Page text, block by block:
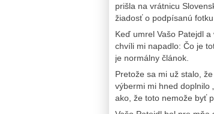
prišla na vrátnicu
žiadosť o podpísanú fotku
Keď umrel Vašo Patejdl
chvíli mi napadlo: Čo je
je normálny článok.
Pretože sa mi už stalo,
výbermi mi hned doplnilo
ako, že toto nemože byť